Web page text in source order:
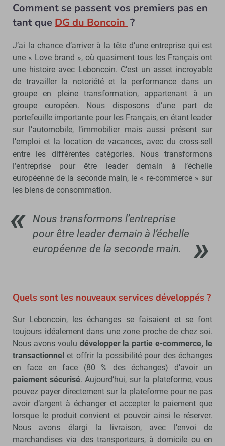
Comment se passent vos premiers pas en
tant que DG du Boncoin ?
J’ai la chance d’arriver à la tête d’une entreprise qui est
une « Love brand », où quasiment tous les Français ont
une histoire avec Leboncoin. C’est un asset incroyable
de travailler la notoriété et la performance dans un
groupe en pleine transformation, appartenant à un
groupe européen. Nous disposons d’une part de
portefeuille importante pour les Français, en étant leader
sur l’automobile, l’immobilier mais aussi présent sur
l’emploi et la location de vacances, avec du cross-sell
entre les différentes catégories. Nous transformons
l’entreprise pour être leader demain à l’échelle
européenne de la seconde main, le « re-commerce » sur
les biens de consommation.
Nous transformons l’entreprise
pour être leader demain à l’échelle
européenne de la seconde main.
Quels sont les nouveaux services développés ?
Sur Leboncoin, les échanges se faisaient et se font
toujours idéalement dans une zone proche de chez soi.
Nous avons voulu développer la partie e-commerce, le
transactionnel et offrir la possibilité pour des échanges
en face en face (80 % des échanges) d’avoir un
paiement sécurisé. Aujourd’hui, sur la plateforme, vous
pouvez payer directement sur la plateforme pour ne pas
avoir d’argent à échanger et accepter le paiement que
lorsque le produit convient et pouvoir ainsi le réserver.
Nous avons élargi la livraison, avec l’envoi de
marchandises via des transporteurs, à domicile ou en